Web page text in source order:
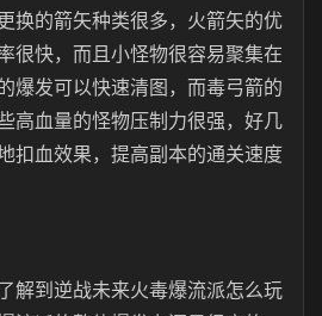
换的箭矢种类很多，火箭矢的优
很快，而且小怪物很容易聚集在
爆发可以快速清图，而毒弓箭的
高血量的怪物压制力很强，好几
扣血效果，提高副本的通关速度
解到逆战未来火毒爆流派怎么玩